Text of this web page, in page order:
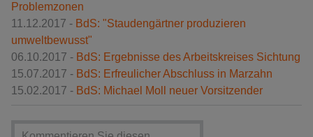
Problemzonen
11.12.2017 - BdS: "Staudengärtner produzieren
umweltbewusst"
06.10.2017 - BdS: Ergebnisse des Arbeitskreises Sichtung
15.07.2017 - BdS: Erfreulicher Abschluss in Marzahn
15.02.2017 - BdS: Michael Moll neuer Vorsitzender